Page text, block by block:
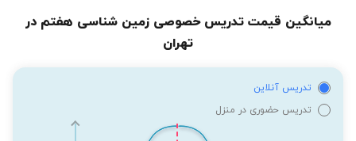
میانگین قیمت تدریس خصوصی زمین شناسی هفتم در
تهران
تدریس آنلاین
تدریس حضوری در منزل